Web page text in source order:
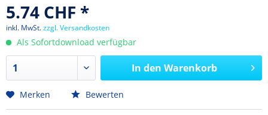
5.74 CHF *
inkl. MwSt.zzgl. Versandkosten
Als Sofortdownload verfügbar
In den Warenkorb
Merken Bewerten